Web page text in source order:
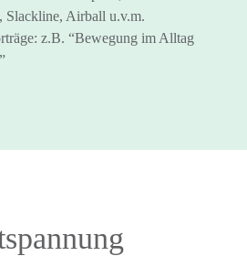
Slackline, Airball u.v.m.
z.B. “Bewegung im Alltag